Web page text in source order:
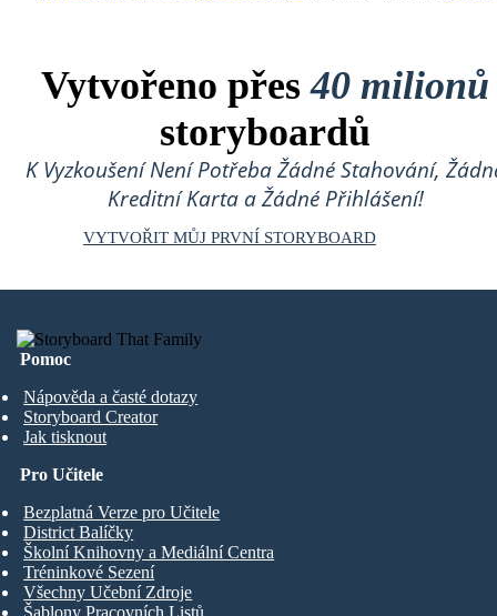
Vytvořeno přes40 milionů
storyboardů
K Vyzkoušení Není Potřeba Žádné Stahování,
Kreditní Karta a Žádné Přihlášení!
VYTVOŘIT MŮJ PRVNÍ STORYBOARD
Pomoc
Nápověda a časté dotazy
Storyboard Creator
Jak tisknout
Pro Učitele
Bezplatná Verze pro Učitele
District Balíčky
Školní Knihovny a Mediální Centra
Tréninkové Sezení
Všechny Učební Zdroje
Šablony Pracovních Listů